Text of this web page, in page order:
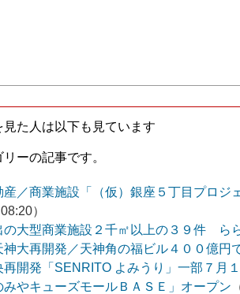
見た人は以下も見ています
ーの記事です。
産／商業施設「（仮）銀座５丁目プロ
）
の大型商業施設２千㎡以上の３９件 ら
神大再開発／天神角の福ビル４００億円
再開発「SENRITO よみうり」一部７月
みやキューズモールＢＡＳＥ」オープン